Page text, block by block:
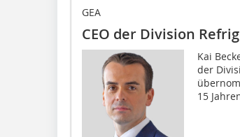
GEA
CEO der Division
Kai
der
15